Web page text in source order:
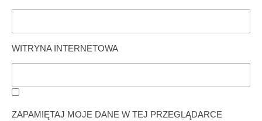
WITRYNA INTERNETOWA
ZAPAMIĘTAJ MOJE DANE W TEJ PRZEGLĄDARCE